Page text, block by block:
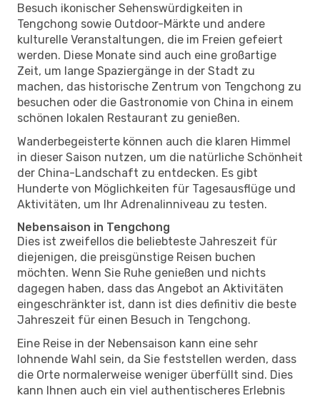
Besuch ikonischer Sehenswürdigkeiten in
Tengchong sowie Outdoor-Märkte und andere
kulturelle Veranstaltungen, die im Freien gefeiert
werden. Diese Monate sind auch eine großartige
Zeit, um lange Spaziergänge in der Stadt zu
machen, das historische Zentrum von Tengchong zu
besuchen oder die Gastronomie von China in einem
schönen lokalen Restaurant zu genießen.
Wanderbegeisterte können auch die klaren Himmel
in dieser Saison nutzen, um die natürliche Schönheit
der China-Landschaft zu entdecken. Es gibt
Hunderte von Möglichkeiten für Tagesausflüge und
Aktivitäten, um Ihr Adrenalinniveau zu testen.
Nebensaison in Tengchong
Dies ist zweifellos die beliebteste Jahreszeit für
diejenigen, die preisgünstige Reisen buchen
möchten. Wenn Sie Ruhe genießen und nichts
dagegen haben, dass das Angebot an Aktivitäten
eingeschränkter ist, dann ist dies definitiv die beste
Jahreszeit für einen Besuch in Tengchong.
Eine Reise in der Nebensaison kann eine sehr
lohnende Wahl sein, da Sie feststellen werden, dass
die Orte normalerweise weniger überfüllt sind. Dies
kann Ihnen auch ein viel authentischeres Erlebnis